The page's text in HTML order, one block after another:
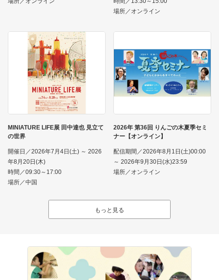
場所／オンライン
MINIATURE LIFE展 田中達也 見立て
の世界
開催日／2026年7月4日(土) ～ 2026
年8月20日(木)
時間／09:30～17:00
場所／中国
2026年 第36回 りんごの木夏季セミ
ナー【オンライン】
配信期間／2026年8月1日(土)00:00
～ 2026年9月30日(水)23:59
場所／オンライン
もっと見る